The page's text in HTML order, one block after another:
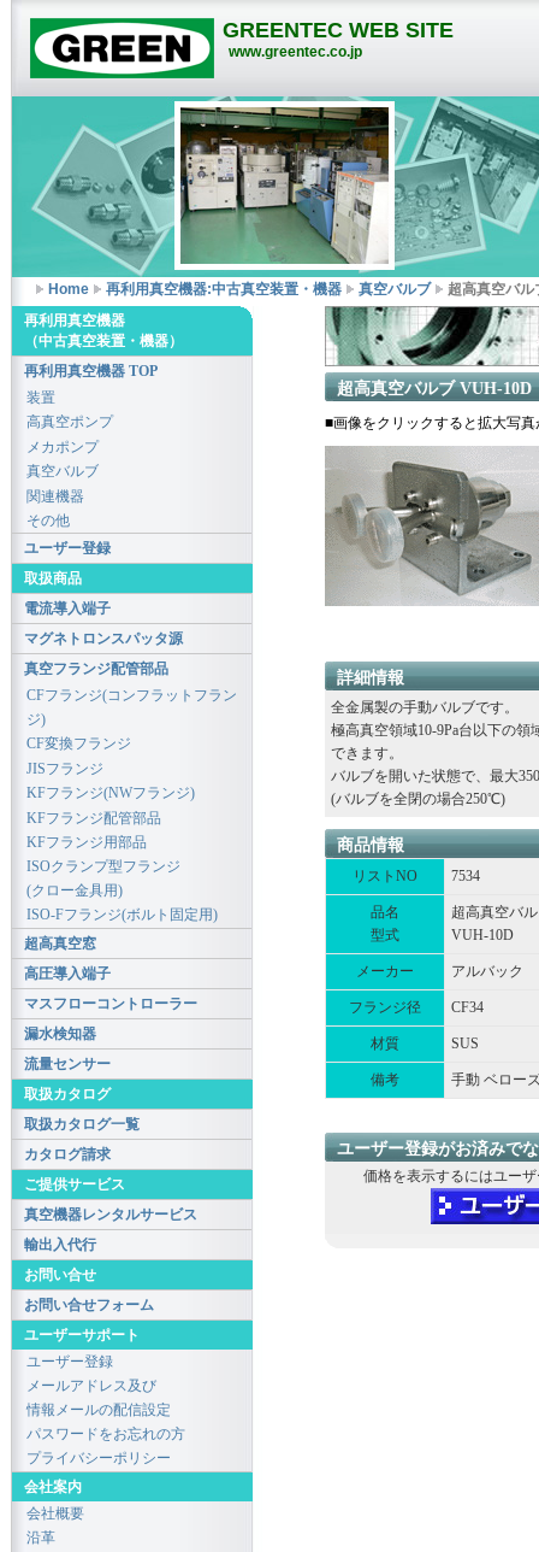
GREENTEC WEB SITE
www.greentec.co.jp
Home 再利用真空機器:中古真空装置・機器 真空バルブ 超高真空バ
超高真空バルブ VUH-10D
■画像をクリックすると拡大写
詳細情報
全金属製の手動バルブです。
極高真空領域10-9Pa台以下の領
できます。
バルブを開いた状態で、最大
(バルブを全閉の場合250℃)
商品情報
リストNO 7534
品名
型式
超高真空バ
VUH-10D
メーカー アルバック
フランジ径 CF34
材質 SUS
備考 手動 ベロー
ユーザー登録がお済みで
価格を表示するにはユー
再利用真空機器
（中古真空装置・機器）
再利用真空機器 TOP
装置
高真空ポンプ
メカポンプ
真空バルブ
関連機器
その他
ユーザー登録
取扱商品
電流導入端子
マグネトロンスパッタ源
真空フランジ配管部品
CFフランジ(コンフラットフラン
ジ)
CF変換フランジ
JISフランジ
KFフランジ(NWフランジ)
KFフランジ配管部品
KFフランジ用部品
ISOクランプ型フランジ
(クロー金具用)
ISO-Fフランジ(ボルト固定用)
超高真空窓
高圧導入端子
マスフローコントローラー
漏水検知器
流量センサー
取扱カタログ
取扱カタログ一覧
カタログ請求
ご提供サービス
真空機器レンタルサービス
輸出入代行
お問い合せ
お問い合せフォーム
ユーザーサポート
ユーザー登録
メールアドレス及び
情報メールの配信設定
パスワードをお忘れの方
プライバシーポリシー
会社案内
会社概要
沿革